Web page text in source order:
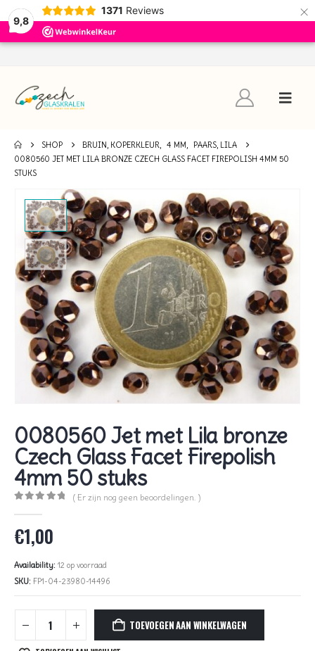
9,8
1371 Reviews ×
SHOP BRUIN, KOPERKLEUR, 4 MM, PAARS, LILA
0080560 JET MET LILA BRONZE CZECH GLASS FACET FIREPOLISH 4MM 50
STUKS
0080560 Jet met Lila bronze
Czech Glass Facet Firepolish
4mm 50 stuks
( Er zijn nog geen beoordelingen. )
€1,00
Availability: 12 op voorraad
SKU: FP1-04-23980-14496
TOEVOEGEN AAN WINKELWAGEN